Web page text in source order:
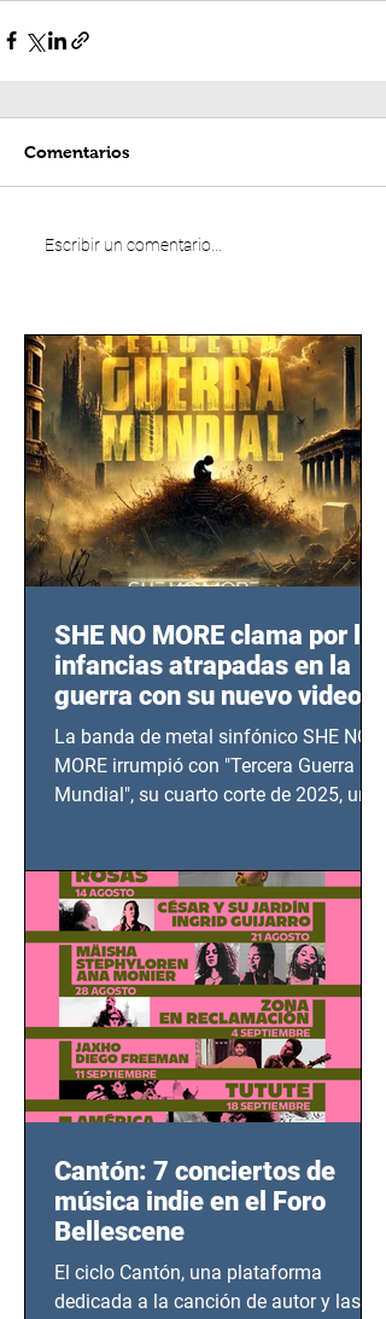
Comentarios
Escribir un comentario...
SHE NO MORE clama por las
infancias atrapadas en la
guerra con su nuevo video
TERCERA GUERRA
MUNDIAL
La banda de metal sinfónico SHE NO
MORE irrumpió con "Tercera Guerra
Mundial", su cuarto corte de 2025, un
bélicos.
Cantón: 7 conciertos de
música indie en el Foro
Bellescene
El ciclo Cantón, una plataforma
dedicada a la canción de autor y las